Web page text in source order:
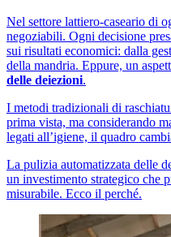
Nel settore lattiero-caseario di
negoziabili. Ogni decisione
sui risultati economici: dalla
della mandria. Eppure, un
delle deiezioni.
I metodi tradizionali di
prima vista, ma considerando
legati all’igiene, il quadro
La pulizia automatizzata delle
un investimento strategico che
misurabile. Ecco il perché.